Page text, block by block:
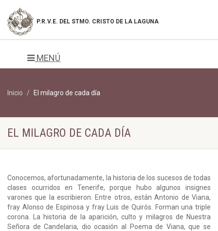
P.R.V.E. DEL STMO. CRISTO DE LA LAGUNA
MENÚ
Inicio El milagro de cada día
EL MILAGRO DE CADA DÍA
Conocemos, afortunadamente, la historia de los sucesos de todas
clases ocurridos en Tenerife, porque hubo algunos insignes
varones que la escribieron. Entre otros, están Antonio de Viana,
fray Alonso de Espinosa y fray Luis de Quirós. Forman una triple
corona. La historia de la aparición, culto y milagros de Nuestra
Señora de Candelaria, dio ocasión al Poema de Viana, que se